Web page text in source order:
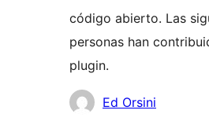
código abierto. Las
personas han
plugin.
Colaboradores
Ed Orsini